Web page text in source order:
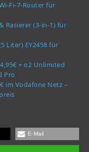
Fi-7-Router für
Rasierer (3-in-1) für
Liter) EY2458 für
+ o2 Unlimited
Pro
im Vodafone Netz –
E-Mail